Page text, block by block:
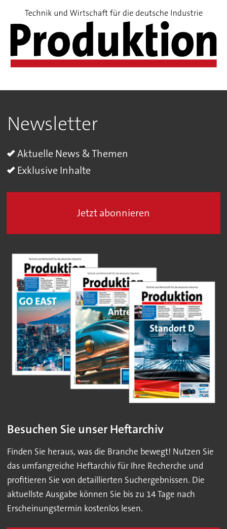
Newsletter
Aktuelle News & Themen
Exklusive Inhalte
Jetzt abonnieren
Besuchen Sie unser Heftarchiv
Finden Sie heraus, was die Branche bewegt! Nutzen Sie
das umfangreiche Heftarchiv für Ihre Recherche und
profitieren Sie von detaillierten Suchergebnissen. Die
aktuellste Ausgabe können Sie bis zu 14 Tage nach
Erscheinungstermin kostenlos lesen.